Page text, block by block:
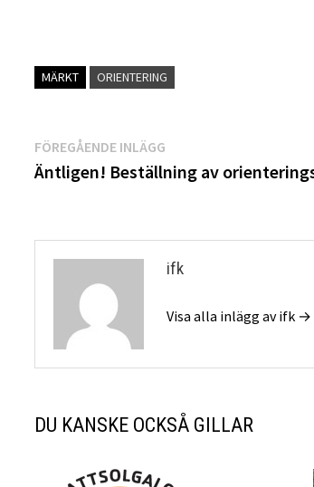
MÄRKT ORIENTERING
Inläggsnavigering
FÖREGÅENDE INLÄGG
inlägg:
Äntligen! Beställning av
ifk
Visa alla inlägg av ifk →
DU KANSKE OCKSÅ GILLAR